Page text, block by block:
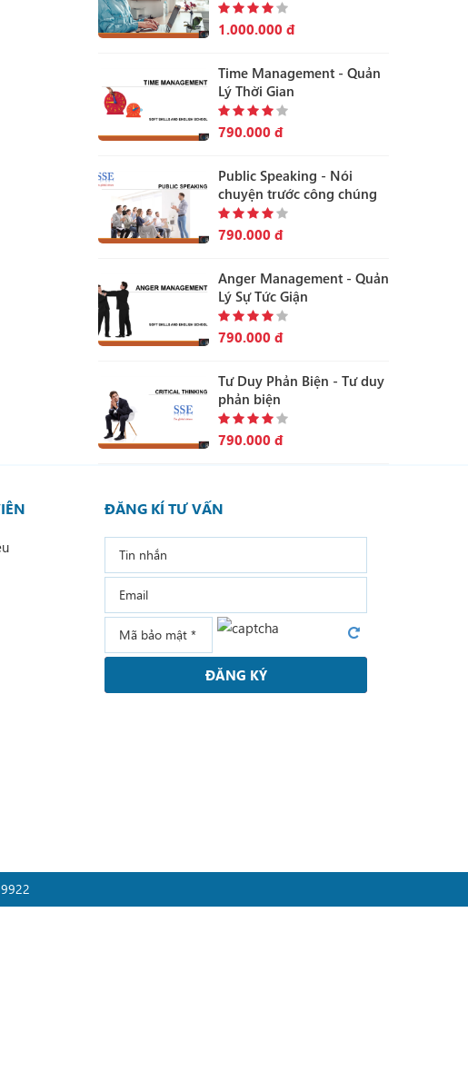
1.000.000 đ
Time Management - Quản
Lý Thời Gian
790.000 đ
Public Speaking - Nói
chuyện trước công chúng
790.000 đ
Anger Management - Quản
Lý Sự Tức Giận
790.000 đ
Tư Duy Phản Biện - Tư duy
phản biện
790.000 đ
ĐĂNG KÍ TƯ VẤN
ĐĂNG KÝ